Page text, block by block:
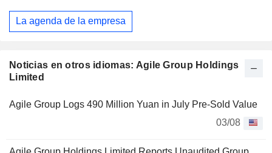
Noticias en otros idiomas: Agile Group Holdings
Limited
Agile Group Logs 490 Million Yuan in July Pre-Sold Value
03/08
La agenda de la empresa